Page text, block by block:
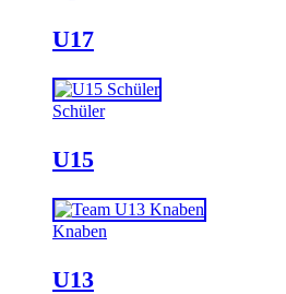
U17
Schüler
U15
Knaben
U13